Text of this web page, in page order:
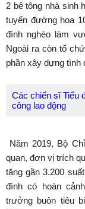
2 bê tông nhà sinh
tuyến đường hoa
đình nghèo làm
Ngoài ra còn tổ
phần xây dựng tình
Các chiến sĩ Tiểu
công lao động
Năm 2019, Bộ
quan, đơn vị trích
tặng gần 3.200
đình có hoàn
trưởng buôn tiêu